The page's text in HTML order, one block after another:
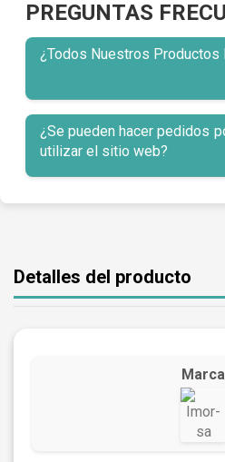
PREGUNTAS
¿Todos Nuestros Productos
¿Se pueden hacer pedidos
utilizar el sitio web?
Detalles del producto
Marca